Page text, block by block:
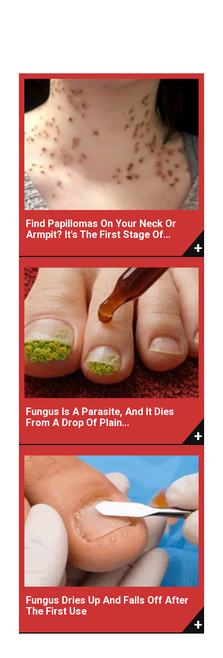
Find Papillomas On Your Neck Or
Armpit? It's The First Stage Of...
Fungus Is A Parasite, And It Dies
From A Drop Of Plain...
Fungus Dries Up And Falls Off After
The First Use